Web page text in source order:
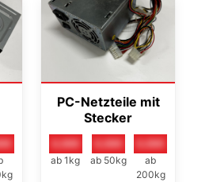
PC-Netzteile mit
Stecker
0,00€
ab 1kg
0,00€
ab 50kg
0,00€
ab
200kg